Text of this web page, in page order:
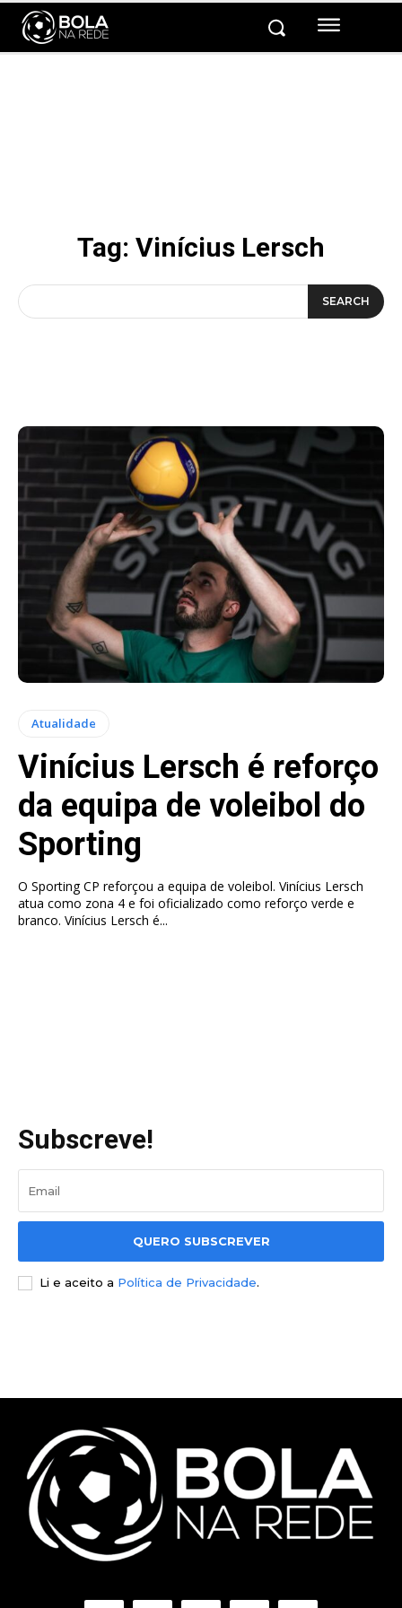
Tag: Vinícius Lersch
SEARCH
Atualidade
Vinícius Lersch é reforço
da equipa de voleibol do
Sporting
O Sporting CP reforçou a equipa de voleibol. Vinícius Lersch
atua como zona 4 e foi oficializado como reforço verde e
branco. Vinícius Lersch é...
Subscreve!
QUERO SUBSCREVER
Li e aceito a Política de Privacidade.